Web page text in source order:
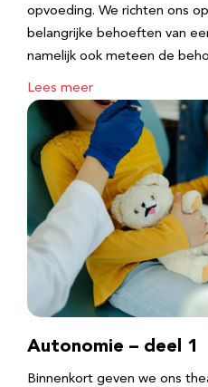
opvoeding. We richten ons
belangrijke behoeften van
namelijk ook meteen de
Lees meer
Autonomie – deel 1
Binnenkort geven we ons